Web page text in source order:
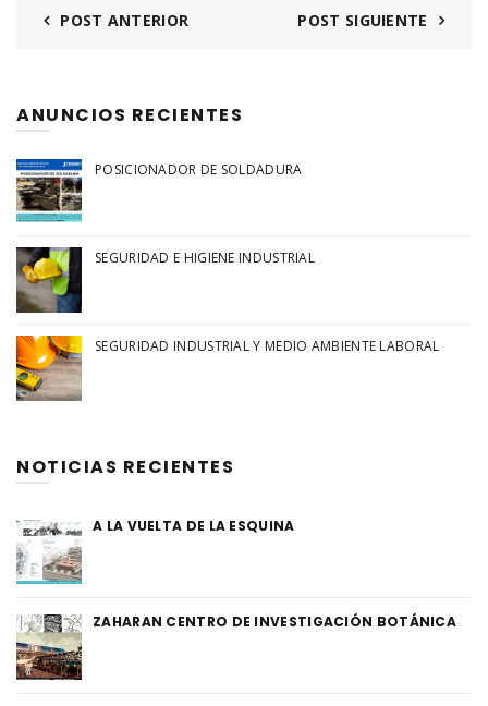
POST ANTERIOR POST SIGUIENTE
ANUNCIOS RECIENTES
POSICIONADOR DE SOLDADURA
SEGURIDAD E HIGIENE INDUSTRIAL
SEGURIDAD INDUSTRIAL Y MEDIO AMBIENTE LABORAL
NOTICIAS RECIENTES
A LA VUELTA DE LA ESQUINA
ZAHARAN CENTRO DE INVESTIGACIÓN BOTÁNICA